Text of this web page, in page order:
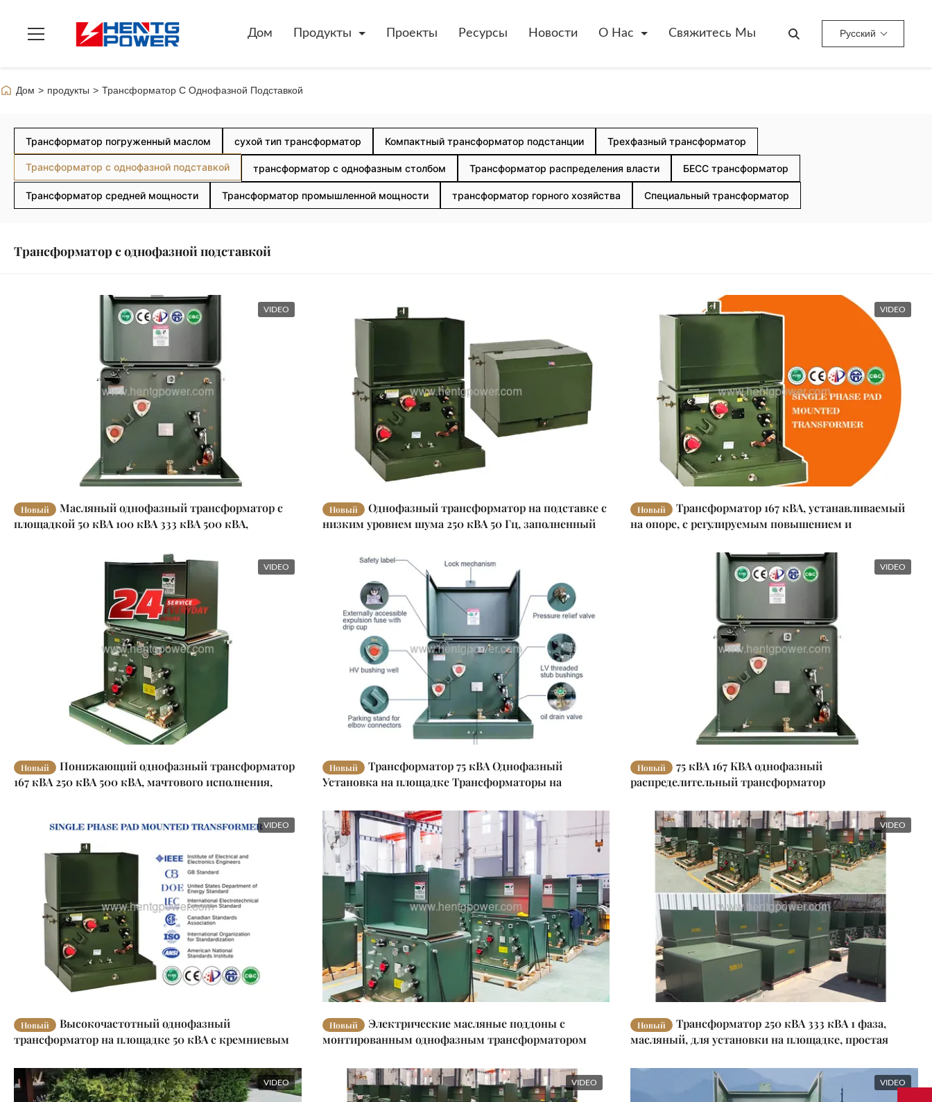
Дом Продукты Проекты Ресурсы Новости О Нас Свяжитесь Мы Русский
Дом > продукты > Трансформатор С Однофазной Подставкой
Трансформатор погруженный маслом сухой тип трансформатор Компактный трансформатор подстанции Трехфазный трансформатор
Трансформатор с однофазной подставкой трансформатор с однофазным столбом Трансформатор распределения власти БЕСС трансформатор
Трансформатор средней мощности Трансформатор промышленной мощности трансформатор горного хозяйства Специальный трансформатор
Трансформатор с однофазной подставкой
VIDEO
Новый
Масляный однофазный трансформатор с
площадкой 50 кВА 100 кВА 333 кВА 500 кВА,
Новый
Однофазный трансформатор на подставке с
низким уровнем шума 250 кВА 50 Гц, заполненный
VIDEO
Новый
Трансформатор 167 кВА, устанавливаемый
на опоре, с регулируемым повышением и
VIDEO
Новый
Понижающий однофазный трансформатор
167 кВА 250 кВА 500 кВА, мачтового исполнения,
Новый
Трансформатор 75 кВА Однофазный
Установка на площадке Трансформаторы на
VIDEO
Новый
75 кВА 167 КВА однофазный
распределительный трансформатор
VIDEO
Новый
Высокочастотный однофазный
трансформатор на площадке 50 кВА с кремниевым
Новый
Электрические масляные поддоны с
монтированным однофазным трансформатором
VIDEO
Новый
Трансформатор 250 кВА 333 кВА 1 фаза,
масляный, для установки на площадке, простая
VIDEO VIDEO VIDEO